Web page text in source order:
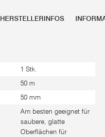
HERSTELLERINFOS
1 Stk.
50 m
50 mm
Am besten geeignet für
saubere, glatte
Oberflächen für